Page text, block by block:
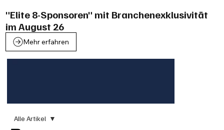
"Elite 8-Sponsoren" mit Branchenexklusivität
im August 26
Mehr erfahren
Alle Artikel